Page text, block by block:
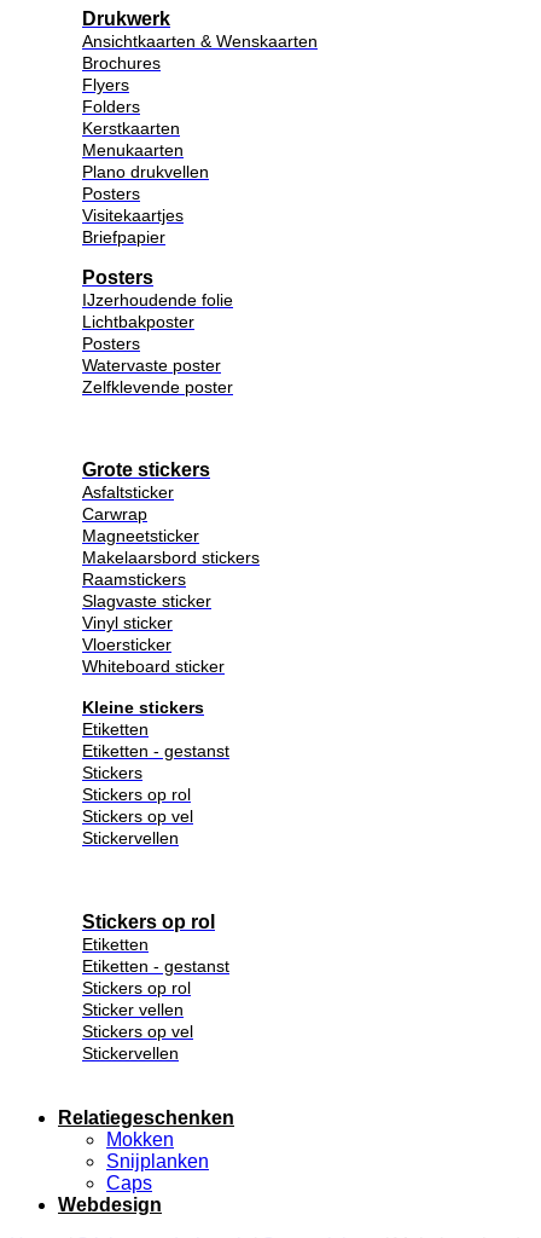
Drukwerk
Ansichtkaarten & Wenskaarten
Brochures
Flyers
Folders
Kerstkaarten
Menukaarten
Plano drukvellen
Posters
Visitekaartjes
Briefpapier
Posters
IJzerhoudende folie
Lichtbakposter
Posters
Watervaste poster
Zelfklevende poster
Grote stickers
Asfaltsticker
Carwrap
Magneetsticker
Makelaarsbord stickers
Raamstickers
Slagvaste sticker
Vinyl sticker
Vloersticker
Whiteboard sticker
Kleine stickers
Etiketten
Etiketten - gestanst
Stickers
Stickers op rol
Stickers op vel
Stickervellen
Stickers op rol
Etiketten
Etiketten - gestanst
Stickers op rol
Sticker vellen
Stickers op vel
Stickervellen
Relatiegeschenken
Mokken
Snijplanken
Caps
Webdesign